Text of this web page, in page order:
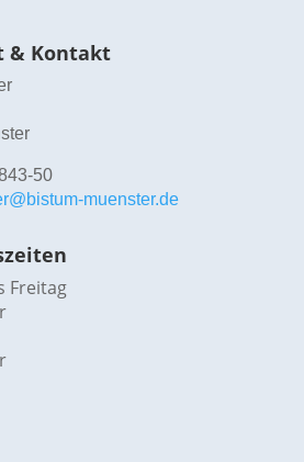
& Kontakt
50
muenster.de
Freitag